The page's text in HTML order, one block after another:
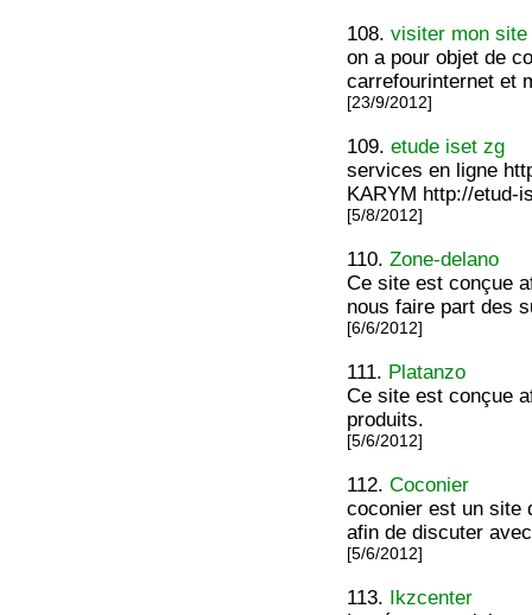
108.visiter mon site
on a pour objet de
carrefourinternet et
[23/9/2012]
109.etude iset zg
services en ligne
KARYM http://etud-
[5/8/2012]
110.Zone-delano
Ce site est conçue
nous faire part des
[6/6/2012]
111. Platanzo
Ce site est conçue
produits.
[5/6/2012]
112.Coconier
coconier est un site
afin de discuter
[5/6/2012]
113. Ikzcenter